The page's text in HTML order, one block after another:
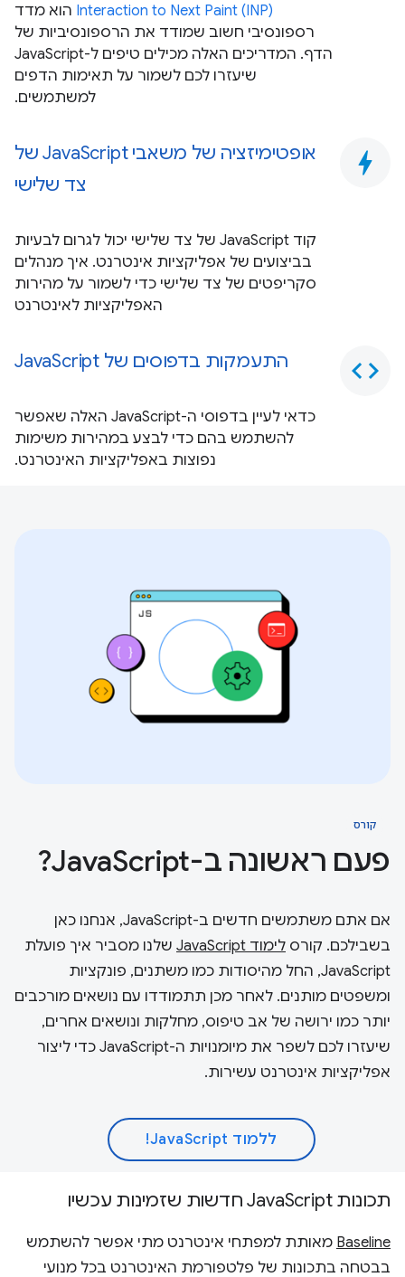
Interaction to Next Paint (INP) הוא מדד
רספונסיבי חשוב שמודד את הרספונסיביות של
הדף. המדריכים האלה מכילים טיפים ל-JavaScript
שיעזרו לכם לשמור על תאימות הדפים
למשתמשים.
bolt
אופטימיזציה של משאבי JavaScript של
צד שלישי
קוד JavaScript של צד שלישי יכול לגרום לבעיות
בביצועים של אפליקציות אינטרנט. איך מנהלים
סקריפטים של צד שלישי כדי לשמור על מהירות
האפליקציות לאינטרנט
code התעמקות בדפוסים של JavaScript
כדאי לעיין בדפוסי ה-JavaScript האלה שאפשר
להשתמש בהם כדי לבצע במהירות משימות
נפוצות באפליקציות האינטרנט.
קורס
פעם ראשונה ב-JavaScript?
אם אתם משתמשים חדשים ב-JavaScript, אנחנו כאן
בשבילכם. קורס לימוד JavaScript
שלנו מסביר איך פועלת
JavaScript, החל מהיסודות כמו משתנים, פונקציות
ומשפטים מותנים. לאחר מכן תתמודדו עם נושאים מורכבים
יותר כמו ירושה של אב טיפוס, מחלקות ונושאים אחרים,
שיעזרו לכם לשפר את מיומנויות ה-JavaScript כדי ליצור
אפליקציות אינטרנט עשירות.
ללמוד JavaScript!
תכונות JavaScript חדשות שזמינות עכשיו
Baseline מאותת למפתחי אינטרנט מתי אפשר להשתמש
בבטחה בתכונות של פלטפורמת האינטרנט בכל מנועי